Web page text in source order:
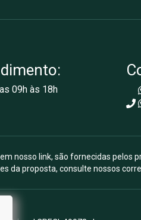
09h às 18h
nosso link, são fornecidas pelos
da proposta, consulte nossos